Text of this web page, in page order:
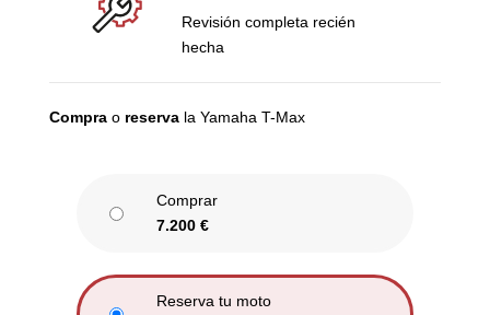
Revisión completa recién
hecha
Compra o reservala Yamaha T-Max
Comprar
7.200 €
Reserva tu moto